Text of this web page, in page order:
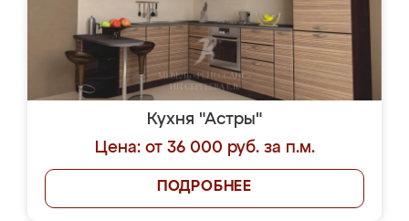
Кухня "Астры"
Цена: от 36 000 руб. за п.м.
ПОДРОБНЕЕ